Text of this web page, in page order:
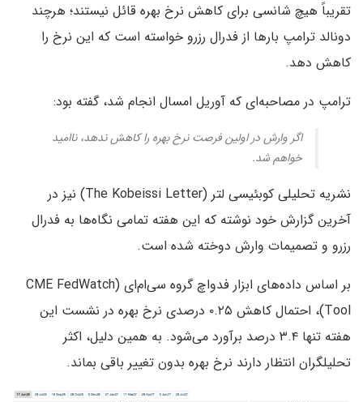
تقریباً هیچ شانسی برای کاهش نرخ بهره قائل نیستند؛ هرچند
دونالد ترامپ بارها از فدرال رزرو خواسته است که این نرخ را
کاهش دهد.
ترامپ در مصاحبه‌ای که آوریل امسال انجام شد، گفته بود:
اگر وارش در اولین فرصت نرخ بهره را کاهش ندهد، ناامید
خواهم شد.
نشریه تحلیلی کوبئیسی لتر (The Kobeissi Letter) نیز در
آخرین گزارش خود نوشته که این هفته تمامی نگاه‌ها به فدرال
رزرو و تصمیمات وارش دوخته شده است.
بر اساس داده‌های ابزار فدواچ گروه سی‌ام‌ای (CME FedWatch
Tool)، احتمال کاهش ۰.۲۵ درصدی نرخ بهره در نشست این
هفته تنها ۳.۴ درصد برآورد می‌شود. به همین دلیل، اکثر
تحلیلگران انتظار دارند نرخ بهره بدون تغییر باقی بماند.